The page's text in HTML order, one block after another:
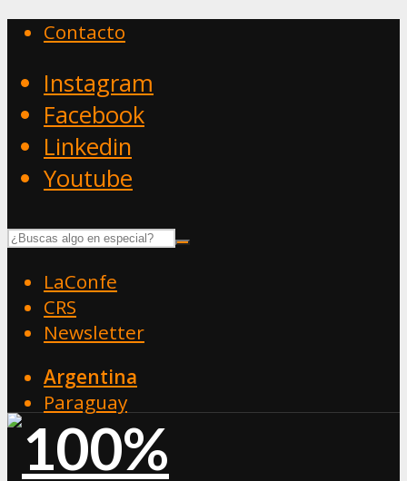
Contacto
Instagram
Facebook
Linkedin
Youtube
LaConfe
CRS
Newsletter
Argentina
Paraguay